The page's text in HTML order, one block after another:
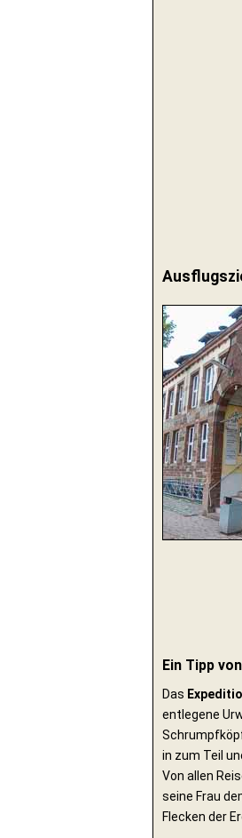
Ein Tipp
Das
entlegene
in zum Teil
Von allen
seine Frau
Flecken der